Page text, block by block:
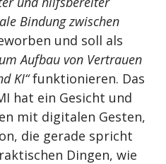
Bindung zwischen
und soll als
Aufbau von Vertrauen
KI“ funktionieren. Das
hat ein Gesicht und
mit digitalen Gesten,
die gerade spricht
Dingen, wie